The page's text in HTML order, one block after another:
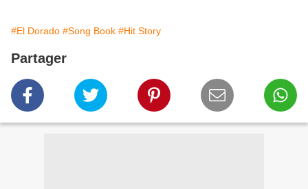
#El Dorado #Song Book #Hit Story
Partager